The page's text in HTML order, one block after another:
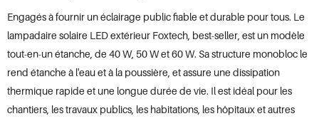
Engagés à fournir un éclairage public fiable et durable pour tous. Le
lampadaire solaire LED extérieur Foxtech, best-seller, est un modèle
tout-en-un étanche, de 40 W, 50 W et 60 W. Sa structure monobloc le
rend étanche à l'eau et à la poussière, et assure une dissipation
thermique rapide et une longue durée de vie. Il est idéal pour les
chantiers, les travaux publics, les habitations, les hôpitaux et autres